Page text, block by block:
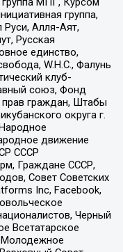
группа,
Алля-Аят,
Русская
единство,
W.H.С., Фалунь
клуб-
союз, Фонд
граждан, Штабы
округа г.
движение
СССР
Граждане СССР,
Совет Советских
Inc, Facebook,
Черный
Всетатарское
Молодежное